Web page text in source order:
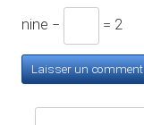
nine − = 2